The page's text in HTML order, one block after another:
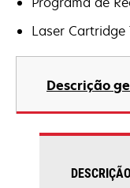
Laser Cartridge
Descrição